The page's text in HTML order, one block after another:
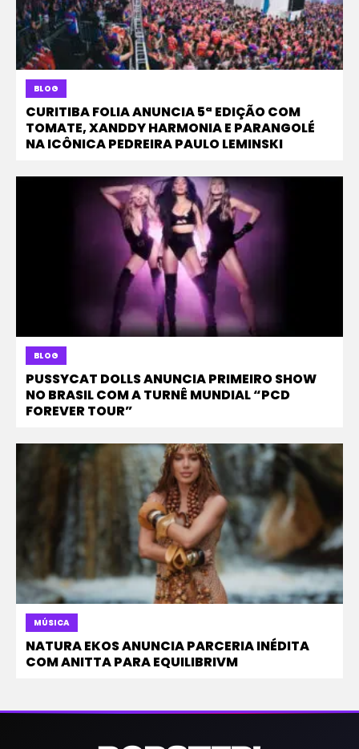
BLOG
CURITIBA FOLIA ANUNCIA 5ª EDIÇÃO COM
TOMATE, XANDDY HARMONIA E PARANGOLÉ
NA ICÔNICA PEDREIRA PAULO LEMINSKI
BLOG
PUSSYCAT DOLLS ANUNCIA PRIMEIRO SHOW
NO BRASIL COM A TURNÊ MUNDIAL “PCD
FOREVER TOUR”
MÚSICA
NATURA EKOS ANUNCIA PARCERIA INÉDITA
COM ANITTA PARA EQUILIBRIVM